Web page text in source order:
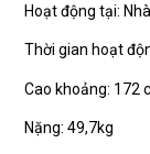
Hoạt động tại:
Thời gian hoạt
Cao khoảng: 172
Nặng: 49,7kg